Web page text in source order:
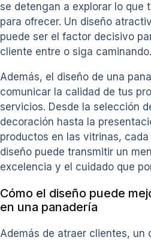
se detengan a explorar lo que
para ofrecer. Un diseño
puede ser el factor decisivo
cliente entre o siga caminando.
Además, el diseño de una
comunicar la calidad de tus
servicios. Desde la selección
decoración hasta la
productos en las vitrinas, cada
diseño puede transmitir un
excelencia y el cuidado que
Cómo el diseño puede
en una panadería
Además de atraer clientes, un